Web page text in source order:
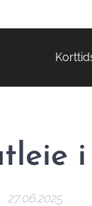
i
27.06.2025